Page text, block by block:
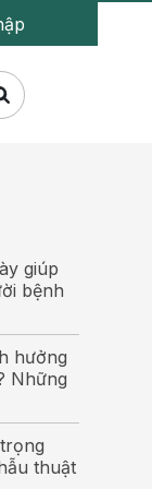
giúp
bệnh
hưởng
Những
thuật